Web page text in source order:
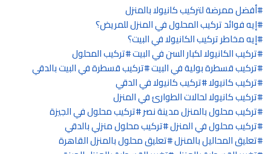
أفضل ممرضة لتركيب كانيولا بالمنزل
إيه فوائد تركيب المحلول في المنزل للمريض؟
إيه مخاطر تركيب الكانيولا في البيت؟
تركيب الكانيولا لكبار السن في البيت تركيب المحلول
تركيب قسطرة بولية في البيت تركيب قسطرة في البيت بالدقي
تركيب كانيولا تركيب كانيولا في الدقي
تركيب كانيولا لحالات الطوارئ في المنزل
تركيب محلول بالمنزل مدينة نصر تركيب محلول في الجيزة
تركيب محلول في المنزل تركيب محلول منزلي بالدقي
تعليق المحاليل بالمنزل تعليق محلول بالمنزل القاهرة